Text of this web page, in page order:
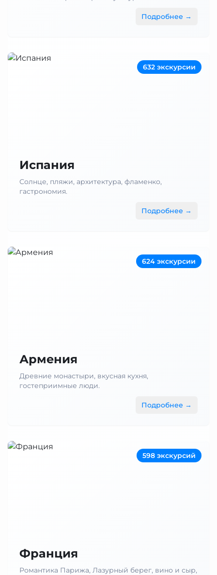
Подробнее →
632 экскурсии
Испания
Солнце, пляжи, архитектура, фламенко,
гастрономия.
Подробнее →
624 экскурсии
Армения
Древние монастыри, вкусная кухня,
гостеприимные люди.
Подробнее →
598 экскурсий
Франция
Романтика Парижа, Лазурный берег, вино и сыр,